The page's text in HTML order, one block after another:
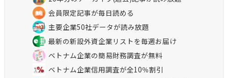
会員限定記事が毎日読める
主要企業50社データが読み放題
最新の新設外資企業リストを毎週お届け
ベトナム企業の簡易財務調査が無料
ベトナム企業信用調査が全10％割引